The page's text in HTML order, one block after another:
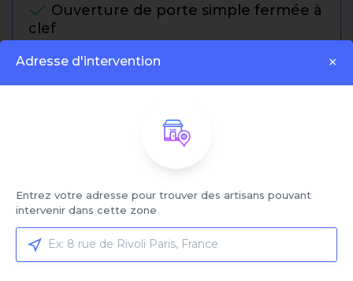
Adresse d'intervention ×
Entrez votre adresse pour trouver des artisans pouvant
intervenir dans cette zone
Ouverture de porte simple fermée à
clef
comparer les offres